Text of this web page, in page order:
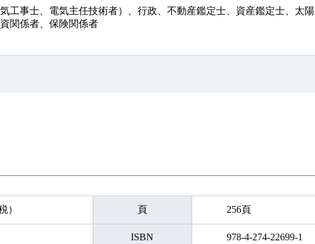
工事士、電気主任技術者）、行政、不動産鑑定士、資産鑑定士、太陽
関係者、保険関係者
） 頁 256頁
ISBN 978-4-274-22699-1